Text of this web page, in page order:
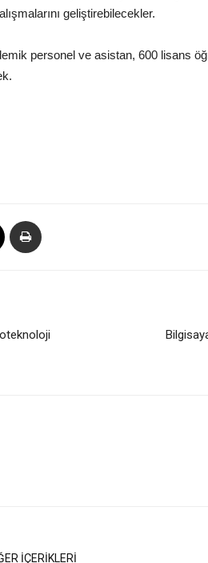
geliştirebilecekler.
personel ve asistan, 600 lisans
İÇERİKLERİ